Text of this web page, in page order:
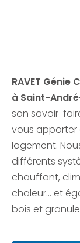
RAVET Génie
à Saint-
son savoir-
vous apporter
logement.
différents
chauffant,
chaleur… et
bois et